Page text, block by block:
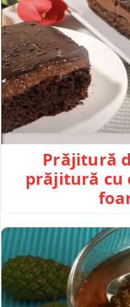
Prăjitură
prăjitură cu